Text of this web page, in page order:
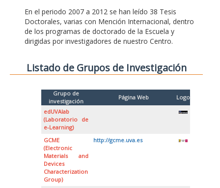
En el periodo 2007 a 2012 se han leído 38 Tesis
Doctorales, varias con Mención Internacional, dentro
de los programas de doctorado de la Escuela y
dirigidas por investigadores de nuestro Centro.
Listado de Grupos de Investigación
Grupo de
investigación
Página Web
Logo
edUVAlab
(Laboratorio de
e-Learning)
GCME
(Electronic
Materials and
Devices
Characterization
Group)
http://gcme.uva.es